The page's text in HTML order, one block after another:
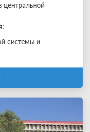
центральной
системы и